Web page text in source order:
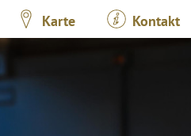
Karte Kontakt